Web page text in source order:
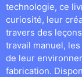
technologie, ce
curiosité, leur
travers des
travail manuel,
de leur
fabrication.